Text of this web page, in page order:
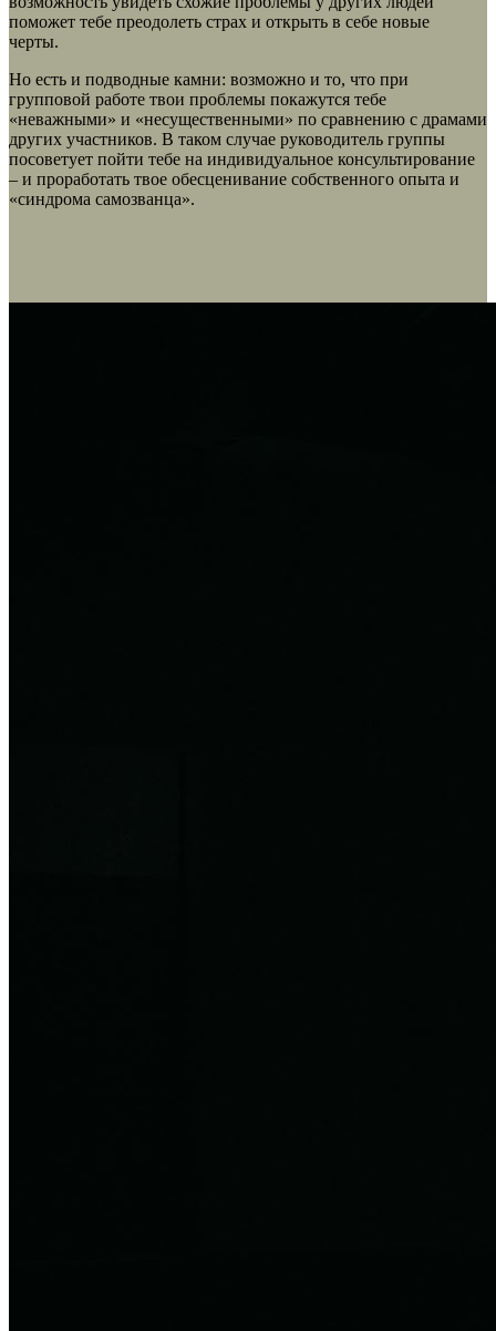
поможет тебе преодолеть страх и открыть в себе новые
черты.
Но есть и подводные камни: возможно и то, что при
групповой работе твои проблемы покажутся тебе
«неважными» и «несущественными» по сравнению с драмами
других участников. В таком случае руководитель группы
посоветует пойти тебе на индивидуальное консультирование
– и проработать твое обесценивание собственного опыта и
«синдрома самозванца».